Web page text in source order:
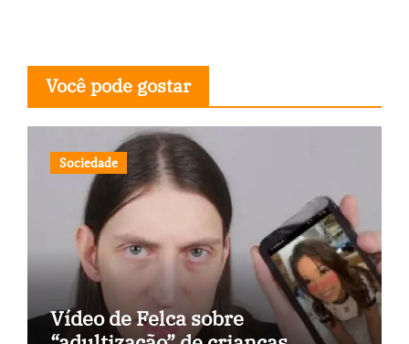
Você pode gostar
Sociedade
Vídeo de Felca sobre